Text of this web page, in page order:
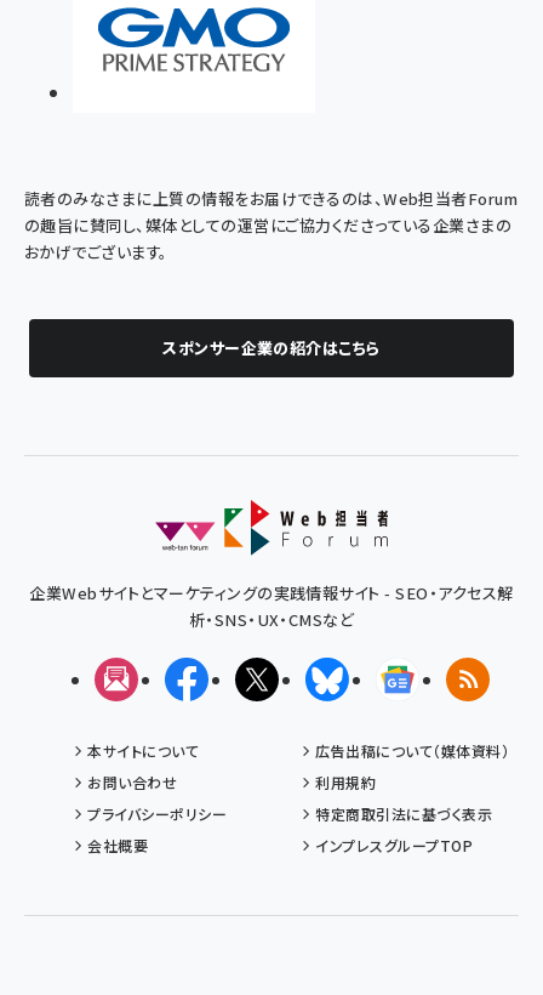
読者のみなさまに上質の情報をお届けできるのは、Web担当者Forum
の趣旨に賛同し、媒体としての運営にご協力くださっている企業さまの
おかげでございます。
スポンサー企業の紹介はこちら
企業Webサイトとマーケティングの実践情報サイト - SEO・アクセス解
析・SNS・UX・CMSなど
メルマガFacebookX(エックス)BlueskyGoogleニュ
RSS
本サイトについて
広告出稿について（媒体資料）
お問い合わせ
利用規約
プライバシーポリシー
特定商取引法に基づく表示
会社概要
インプレスグループTOP